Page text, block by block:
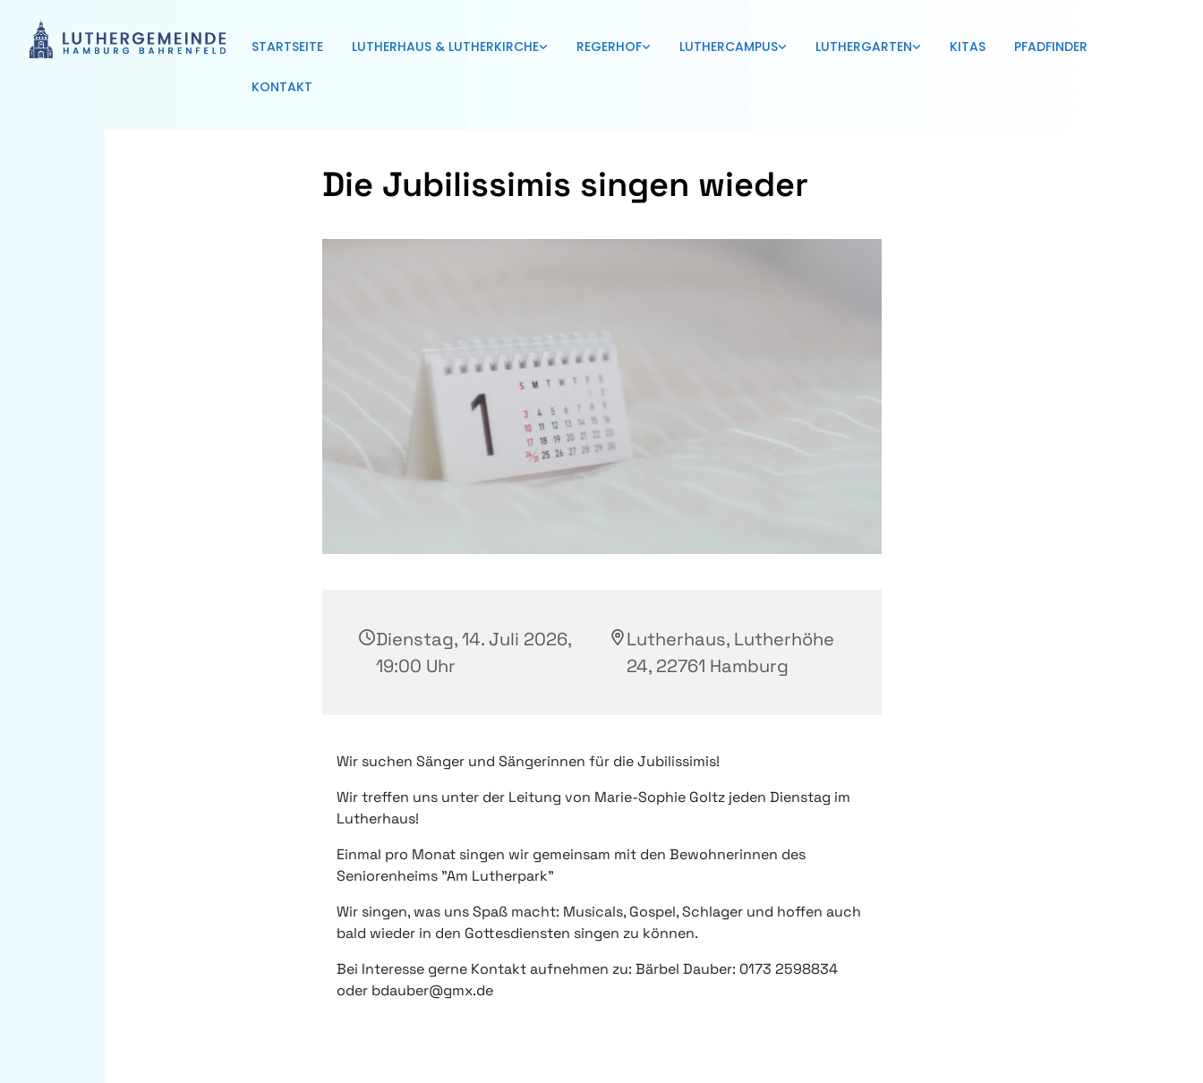
STARTSEITE LUTHERHAUS & LUTHERKIRCHE REGERHOF LUTHERCAMPUS LUTHERGARTEN KITAS PFADFINDER
KONTAKT
Die Jubilissimis singen wieder
Dienstag, 14. Juli 2026,
19:00 Uhr
Lutherhaus, Lutherhöhe
24, 22761 Hamburg
Wir suchen Sänger und Sängerinnen für die Jubilissimis!
Wir treffen uns unter der Leitung von Marie-Sophie Goltz jeden Dienstag im
Lutherhaus!
Einmal pro Monat singen wir gemeinsam mit den Bewohnerinnen des
Seniorenheims "Am Lutherpark"
Wir singen, was uns Spaß macht: Musicals, Gospel, Schlager und hoffen auch
bald wieder in den Gottesdiensten singen zu können.
Bei Interesse gerne Kontakt aufnehmen zu: Bärbel Dauber: 0173 2598834
oder bdauber@gmx.de